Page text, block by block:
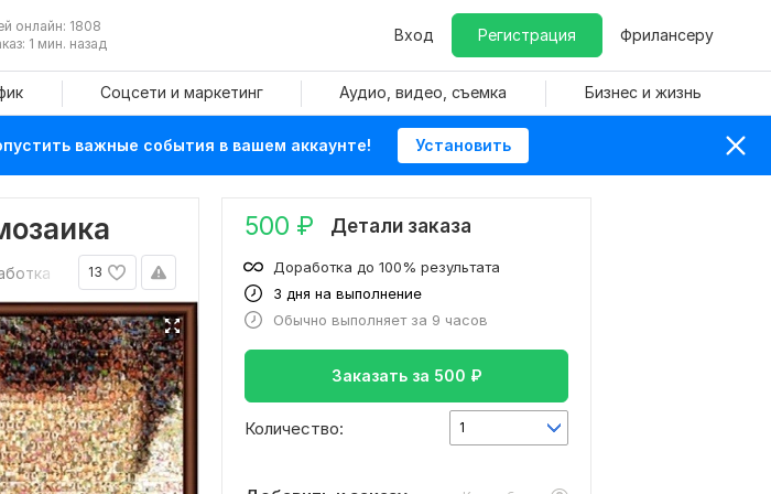
онлайн: 1808
1 мин. назад
Вход Регистрация Фрилансеру
Соцсети и маркетинг Аудио, видео, съемка Бизнес и жизнь
важные события в вашем аккаунте! Установить
13
500 ₽ Детали заказа
3 дня на выполнение
Доработка до 100% результата
Обычно выполняет за 9 часов
Заказать за 500 ₽
Количество: 1